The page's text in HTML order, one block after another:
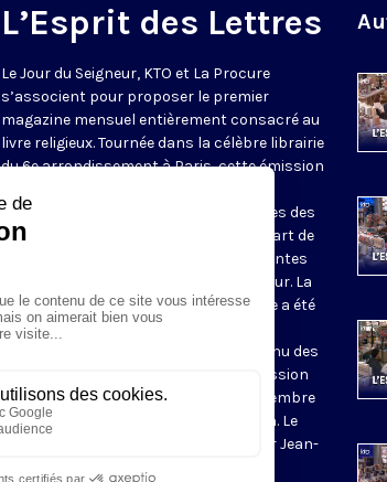
L’Esprit des Lettres
Le Jour du Seigneur, KTO et La Procure
s’associent pour proposer le premier
magazine mensuel entièrement consacré au
livre religieux. Tournée dans la célèbre librairie
du 6e arrondissement à Paris, cette émission
échanges sont ponctués de chroniques des
libraires de La Procure qui nous font part de
leurs coups de cœur, des meilleures ventes
du mois, ou encore d'un portrait d'auteur. La
présentation de ce rendez-vous unique a été
confiée à son lancement à Pierre-Luc
Séguillon, chroniqueur politique reconnu des
grandes chaînes, qui a animé avec passion
cette émission de janvier 2008 à septembre
2010, soit un mois avant sa disparition. Le
magazine est aujourd'hui présenté par Jean-